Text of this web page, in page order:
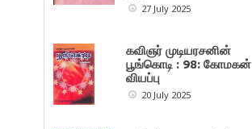
27 July 2025
கவிஞர் முடியரசனின்
பூங்கொடி : 98: கோமகன்
வியப்பு
20 July 2025